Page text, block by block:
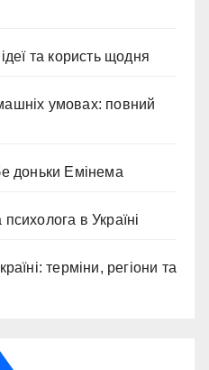
та користь щодня
умовах: повний
доньки Емінема
в Україні
терміни, регіони та